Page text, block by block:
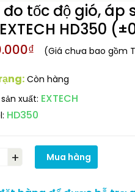
đo tốc độ gió, áp
HD350
(Giá chưa bao gồm
Còn hàng
xuất: EXTECH
HD350
+ Mua hàng